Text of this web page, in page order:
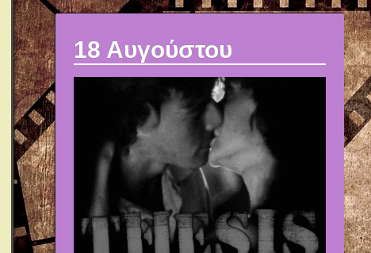
18 Αυγούστου